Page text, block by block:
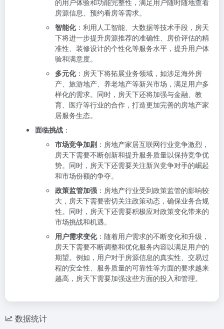
房源信息、预约看房等需求。
智能化：利用人工智能、大数据等技术手段，房天
下将进一步提升房源推荐的准确性、房价评估的精
准性、装修设计的个性化等服务水平，提升用户体
验和满意度。
多元化：房天下将拓展业务领域，如涉足海外房
产、旅游地产、养老地产等新兴市场，满足用户多
样化的需求。同时，房天下还将加强与金融、教
育、医疗等行业的合作，打造更加完善的房地产家
居服务生态。
面临挑战 ：
市场竞争加剧 ：房地产家居互联网行业竞争激烈，
房天下需要不断创新和提升服务质量以保持竞争优
势。同时，房天下还需要关注新兴竞争对手的崛起
和市场份额的争夺。
政策监管加强 ：房地产行业受到政策监管的影响较
大，房天下需要密切关注政策动态，确保业务合规
性。同时，房天下还需要积极应对政策变化带来的
市场挑战和机遇。
用户需求变化：随着用户需求的不断变化和升级，
房天下需要不断调整和优化服务内容以满足用户的
期望。例如，用户对于房源信息的真实性、交易过
程的安全性、服务质量的可靠性等方面的要求越来
越高，房天下需要加强这些方面的投入和管理。
数据统计